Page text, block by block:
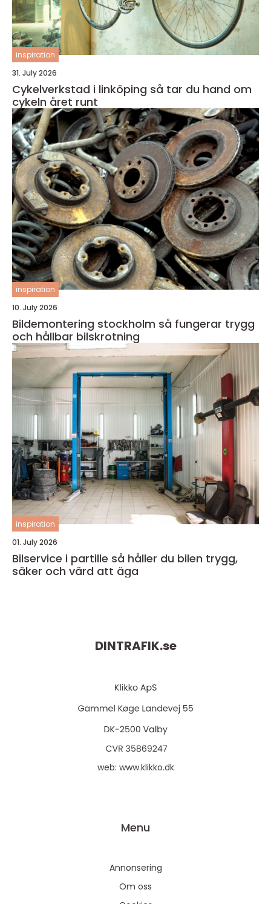
inspiration
31. July 2026
Cykelverkstad i linköping så tar du hand om
cykeln året runt
inspiration
10. July 2026
Bildemontering stockholm så fungerar trygg
och hållbar bilskrotning
inspiration
01. July 2026
Bilservice i partille så håller du bilen trygg,
säker och värd att äga
DINTRAFIK.se
web: www.klikko.dk
Menu
Annonsering
Om oss